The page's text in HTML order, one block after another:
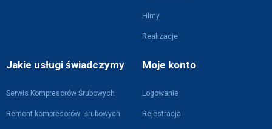
Filmy
Realizacje
Jakie usługi świadczymy
Serwis Kompresorów Śrubowych
Remont kompresorów śrubowych
Moje konto
Logowanie
Rejestracja